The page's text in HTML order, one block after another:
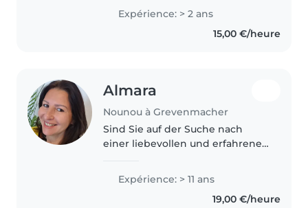
be an Aupair in Netherlands and
Austria, I've more than 2 years
experience with kids...
Expérience: > 2 ans
15,00 €/heure
Almara
Nounou à Grevenmacher
Sind Sie auf der Suche nach
einer liebevollen und erfahrenen
verfügbar und arbeite seit über
15 Jahren als Nanny in
Luxemburg. Die Arbeit mit
Expérience: > 11 ans
19,00 €/heure